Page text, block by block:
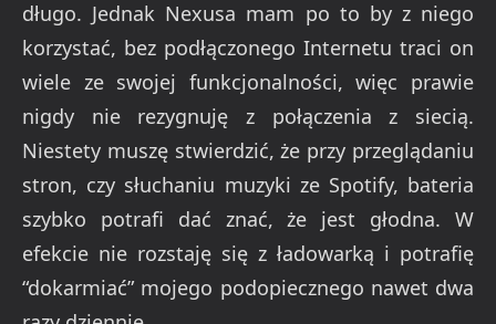
długo. Jednak Nexusa mam po to by z niego
korzystać, bez podłączonego Internetu traci on
wiele ze swojej funkcjonalności, więc prawie
nigdy nie rezygnuję z połączenia z siecią.
Niestety muszę stwierdzić, że przy przeglądaniu
stron, czy słuchaniu muzyki ze Spotify, bateria
szybko potrafi dać znać, że jest głodna. W
efekcie nie rozstaję się z ładowarką i potrafię
“dokarmiać” mojego podopiecznego nawet dwa